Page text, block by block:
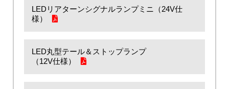
LEDリアターンシグナルランプミニ（24V仕
様）
LED丸型テール＆ストップランプ
（12V仕様）